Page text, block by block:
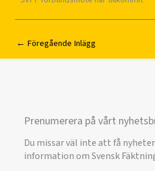
← Föregående Inlägg
Prenumerera på vårt
Du missar väl inte att få
information om Svensk